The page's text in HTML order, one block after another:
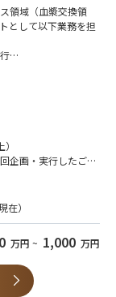
領域（血漿交換領
として以下業務を担
ー、学会対応の企
課題抽出、施策立案
料の作成
創出
重要ポジションにつ
全国の医療機関や学
ます。
シェアを有する一
画・実行したご経
必要となります
在）
万円 ~ 1,000 万円